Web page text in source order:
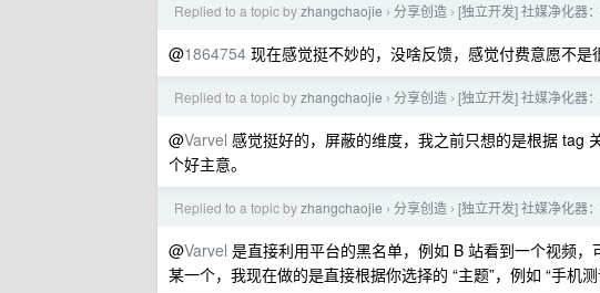
Replied to a topic byzhangchaojie › 分享创造 › [独立开发] 社媒净化器
@1864754 现在感觉挺不妙的，没啥反馈，感觉付费意愿不是
Replied to a topic byzhangchaojie › 分享创造 › [独立开发] 社媒净化器
@Varvel 感觉挺好的，屏蔽的维度，我之前只想的是根据 tag
个好主意。
Replied to a topic byzhangchaojie › 分享创造 › [独立开发] 社媒净化器
@Varvel 是直接利用平台的黑名单，例如 B 站看到一个视频，
某一个，我现在做的是直接根据你选择的 “主题”，例如 “手机